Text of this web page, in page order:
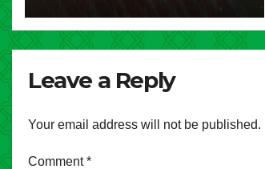
Leave a Reply
Your email address will not be published.
Comment*